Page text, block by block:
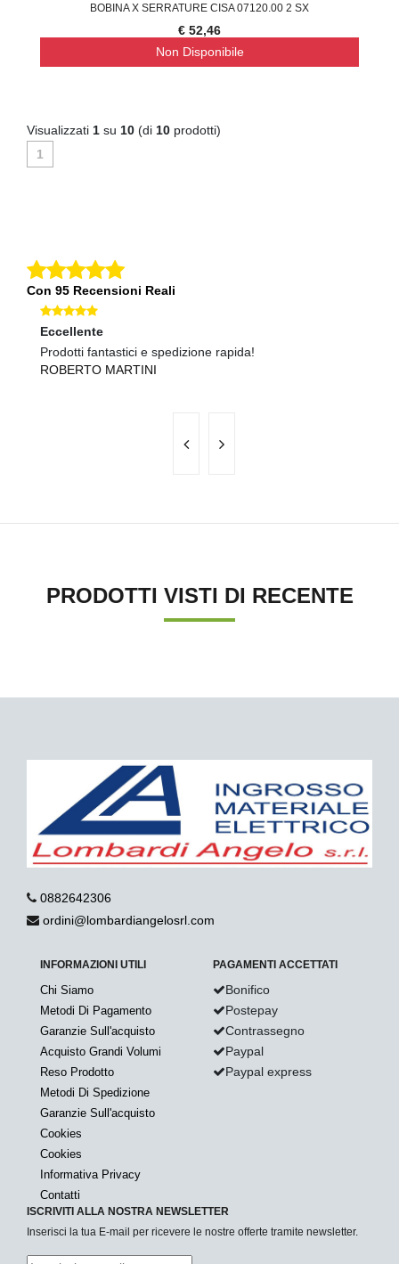
BOBINA X SERRATURE CISA 07120.00 2 SX
€ 52,46
Non Disponibile
Visualizzati 1 su 10 (di 10 prodotti)
1
Con 95 Recensioni Reali
Eccellente
Prodotti fantastici e spedizione rapida!
ROBERTO MARTINI
PRODOTTI VISTI DI RECENTE
0882642306
ordini@lombardiangelosrl.com
INFORMAZIONI UTILI
Chi Siamo
Metodi Di Pagamento
Garanzie Sull'acquisto
Acquisto Grandi Volumi
Reso Prodotto
Metodi Di Spedizione
Garanzie Sull'acquisto
Cookies
Cookies
Informativa Privacy
Contatti
PAGAMENTI ACCETTATI
Bonifico
Postepay
Contrassegno
Paypal
Paypal express
ISCRIVITI ALLA NOSTRA NEWSLETTER
Inserisci la tua E-mail per ricevere le nostre offerte tramite newsletter.